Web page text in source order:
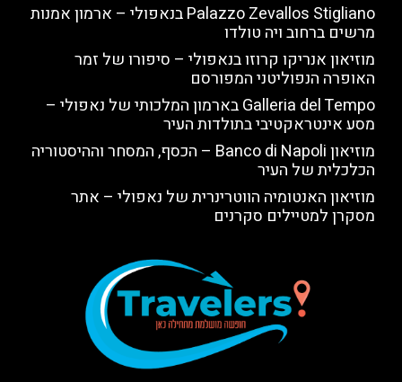
Palazzo Zevallos Stigliano בנאפולי – ארמון אמנות
מרשים ברחוב ויה טולדו
מוזיאון אנריקו קרוזו בנאפולי – סיפורו של זמר
האופרה הנפוליטני המפורסם
Galleria del Tempo בארמון המלכותי של נאפולי –
מסע אינטראקטיבי בתולדות העיר
מוזיאון Banco di Napoli – הכסף, המסחר וההיסטוריה
הכלכלית של העיר
מוזיאון האנטומיה הווטרינרית של נאפולי – אתר
מסקרן למטיילים סקרנים